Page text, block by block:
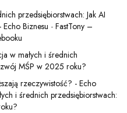
przedsiębiorstwach: Jak AI
Biznesu - FastTony –
w małych i średnich
MŚP w 2025 roku?
rzeczywistość? - Echo
i średnich przedsiębiorstwach: